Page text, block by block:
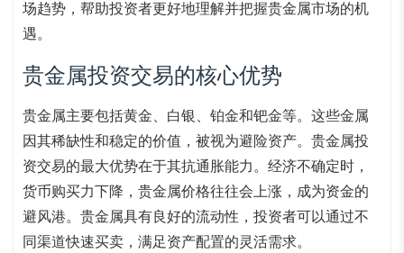
场趋势，帮助投资者更好地理解并把握贵金属市场的机
遇。
贵金属投资交易的核心优势
贵金属主要包括黄金、白银、铂金和钯金等。这些金属
因其稀缺性和稳定的价值，被视为避险资产。贵金属投
资交易的最大优势在于其抗通胀能力。经济不确定时，
货币购买力下降，贵金属价格往往会上涨，成为资金的
避风港。贵金属具有良好的流动性，投资者可以通过不
同渠道快速买卖，满足资产配置的灵活需求。